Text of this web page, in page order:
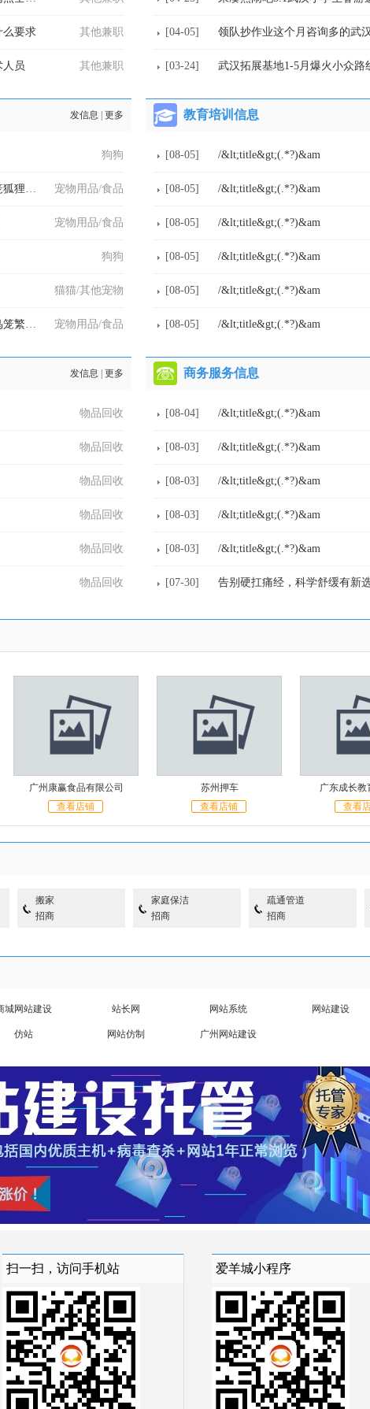
么要求 其他兼职
人员 其他兼职
[04-05] 领队抄作业这个月咨询多的武
[03-24] 武汉拓展基地1-5月爆火小众
发信息 更多
狗狗
生产鸡笼鸽笼兔笼鸟笼狗笼运输笼鹌鹑笼鹧鸪笼竹鼠笼狐狸笼 鹦鹉 宠物用品/食品
宠物用品/食品
狗狗
猫猫/其他宠物
卖鸡笼鸽笼兔笼鹌鹑笼鹧鸪笼运输笼宠物笼猫笼狗笼鸟笼繁殖笼鸭笼 宠物用品/食品
教育培训信息
[08-05] /&lt;title&gt;(.*?)&am
[08-05] /&lt;title&gt;(.*?)&am
[08-05] /&lt;title&gt;(.*?)&am
[08-05] /&lt;title&gt;(.*?)&am
[08-05] /&lt;title&gt;(.*?)&am
[08-05] /&lt;title&gt;(.*?)&am
发信息 更多
物品回收
物品回收
物品回收
物品回收
物品回收
物品回收
商务服务信息
[08-04] /&lt;title&gt;(.*?)&am
[08-03] /&lt;title&gt;(.*?)&am
[08-03] /&lt;title&gt;(.*?)&am
[08-03] /&lt;title&gt;(.*?)&am
[08-03] /&lt;title&gt;(.*?)&am
[07-30] 告别硬扛痛经，科学舒缓有新
苏州押车
查看店铺
广东成长教育学校,叛
查看店铺
广州拓南财
查看
搬家
招商
家庭保洁
招商
疏通管道
招商
城网站建设 站长网 网站系统 网站建设
仿站 网站仿制 广州网站建设
扫一扫，访问手机站 爱羊城小程序